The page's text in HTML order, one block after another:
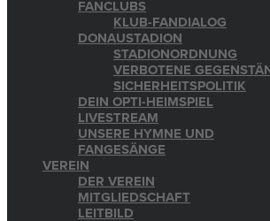
FANCLUBS
KLUB-FANDIALOG
DONAUSTADION
STADIONORDNUNG
VERBOTENE
SICHERHEITSPOLITIK
DEIN OPTI-HEIMSPIEL
LIVESTREAM
UNSERE HYMNE UND
FANGESÄNGE
VEREIN
DER VEREIN
MITGLIEDSCHAFT
LEITBILD